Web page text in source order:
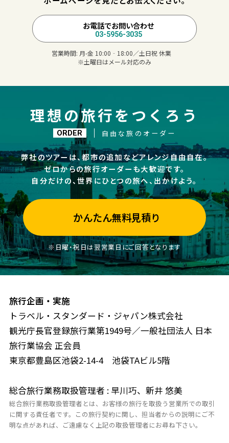
お電話でお問い合わせ
03-5956-3035
営業時間: 月-金 10:00‐18:00／土日祝 休業
※土曜日はメール対応のみ
理想の旅行をつくろう
ORDER 自由な旅のオーダー
弊社のツアーは、都市の追加などアレンジ自由自在。
ゼロからの旅行オーダーも大歓迎です。
自分だけの、世界にひとつの旅へ、出かけよう。
かんたん無料見積り
※日曜・祝日は翌営業日にご回答となります
旅行企画・実施
トラベル・スタンダード・ジャパン株式会社
観光庁長官登録旅行業第1949号／一般社団法人 日本
旅行業協会 正会員
東京都豊島区池袋2-14-4 池袋TAビル5階
総合旅行業務取扱管理者 : 早川巧、新井 悠美
総合旅行業務取扱管理者とは、お客様の旅行を取扱う営業所での取引
に関する責任者です。この旅行契約に関し、担当者からの説明にご不
明な点があれば、ご遠慮なく上記の取扱管理者にお尋ね下さい。